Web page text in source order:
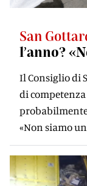
San
l’anno?
Il Consiglio di
di
«Non siamo